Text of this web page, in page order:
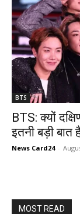
BTS
BTS: क्यों
इतनी बड़ी बात
News Card24 -
MOST READ